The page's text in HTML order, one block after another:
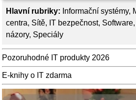
Hlavní rubriky: Informační systémy,
centra, Sítě, IT bezpečnost, Software,
názory, Speciály
Pozoruhodné IT produkty 2026
E-knihy o IT zdarma